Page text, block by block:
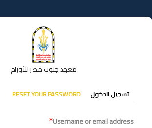
إلى
المحتوى
معهد جنوب مصر للأورام
التبويبات
الأساسية
تسجيل الدخول RESET YOUR PASSWORD
Username or email address